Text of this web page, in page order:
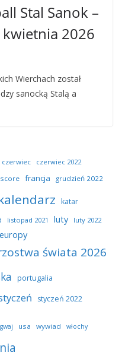
Stal Sanok –
2026
Wierchach został
sanocką Stalą a
czerwiec
czerwiec 2022
francja grudzień 2022
katar
listopad 2021 luty
luty 2022
świata 2026
portugalia
styczeń 2022
usa wywiad włochy